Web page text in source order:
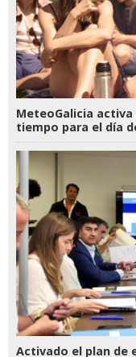
MeteoGalicia
tiempo para el día
Activado el plan de